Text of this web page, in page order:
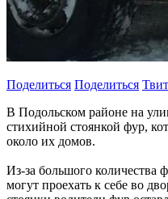
Поделиться Поделиться
В Подольском районе на
стихийной стоянкой фур,
около их домов.
Из-за большого
могут проехать к себе во